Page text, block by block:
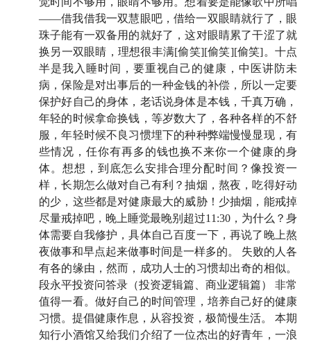
剪辑 / 小文
封面设计 / 港港
本期亮点
02:38快问快答：少楠的社交媒体使用习惯大公开！
06:50少楠怎样克服信息焦虑：真正重要的信息，你一
定会知道的
11:47现代人很难忍受什么都不做，但什么都不做有时
是最好的决策
14:52深度的无聊常常能催生创造力
16:13怎么看待现代年轻人自称「佛系」但还是很焦
虑？
18:58想克服没有手机的焦虑感，应该反过来问自己，
在害怕什么
21:30大多数人无聊是因为没有问题，应该努力找到自
己的母题
——借我借我一双慧眼吧，借给一双眼睛就行了，眼
珠子能有一双备用的就好了，这对眼睛累了干涩了就
换另一双眼睛，理想很丰满[偷笑][偷笑][偷笑]。十点
半是我入睡时间，要重视自己的健康，中医讲防未
病，保险是对出事后的一种金钱的补偿，所以一定要
保护好自己的身体，老话说身体是本钱，千真万确，
年轻的时候拿命换钱，等岁数大了，各种各样的不舒
服，年轻时候不良习惯埋下的种种弊端慢慢显现，有
些情况，任你有再多的钱也换不来你一个健康的身
体。想想，到底怎么安排合理分配时间？像投资一
样，长期怎么做对自己有利？抽烟，熬夜，吃得好动
的少，这些都是对健康最大的威胁！少抽烟，能戒掉
尽量戒掉吧，晚上睡觉最晚别超过11:30，为什么？身
体需要自我修护，具体自己百度一下，再说了晚上熬
夜做事和早点起来做事时间是一样多的。 失败的人各
有各的缘由，然而，成功人士的习惯却出奇的相似。
段永平投资问答录（投资逻辑篇、商业逻辑篇） 非常
值得一看。做好自己的时间管理，培养自己好的健康
习惯。提倡健康作息，从容投资，极简慢生活。 本期
知行小酒馆又给我们介绍了一位杰出的好青年，一浪